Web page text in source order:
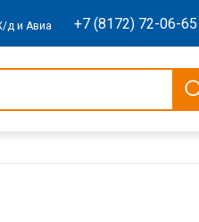
д и Авиа +7 (8172) 72-06-65